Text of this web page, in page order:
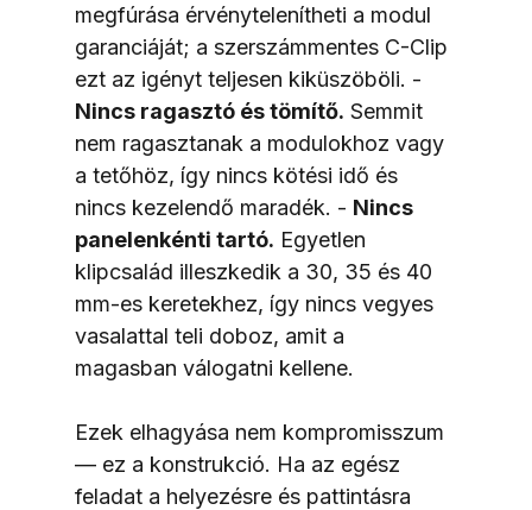
megfúrása érvénytelenítheti a modul
garanciáját; a szerszámmentes C-Clip
ezt az igényt teljesen kiküszöböli. -
Nincs ragasztó és tömítő. Semmit
nem ragasztanak a modulokhoz vagy
a tetőhöz, így nincs kötési idő és
nincs kezelendő maradék. - Nincs
panelenkénti tartó. Egyetlen
klipcsalád illeszkedik a 30, 35 és 40
mm-es keretekhez, így nincs vegyes
vasalattal teli doboz, amit a
magasban válogatni kellene.
Ezek elhagyása nem kompromisszum
— ez a konstrukció. Ha az egész
feladat a helyezésre és pattintásra